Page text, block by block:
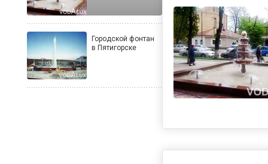
Городской фонтан
в Пятигорске